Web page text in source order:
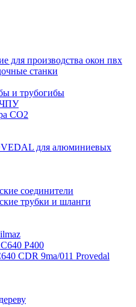
для производства окон пвх
станки
и трубогибы
ЧПУ
CO2
для алюминиевых
соединители
трубки и шланги
P400
CDR 9ma/011 Provedal